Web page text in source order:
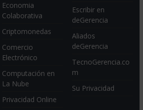
Economia
Colaborativa
Criptomonedas
Comercio
Electrónico
Computación en
La Nube
Privacidad Online
Escribir en
deGerencia
Aliados
deGerencia
TecnoGerencia.co
m
Su Privacidad